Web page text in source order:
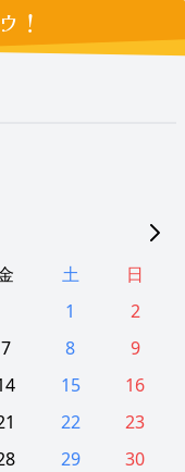
！
土
日
1
2
7 8
9
15
16
22
23
29
30